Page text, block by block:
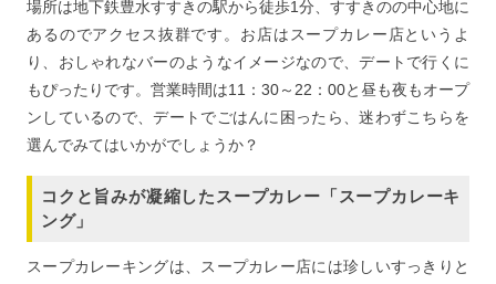
場所は地下鉄豊水すすきの駅から徒歩1分、すすきのの中心地に
あるのでアクセス抜群です。お店はスープカレー店というよ
り、おしゃれなバーのようなイメージなので、デートで行くに
もぴったりです。営業時間は11：30～22：00と昼も夜もオープ
ンしているので、デートでごはんに困ったら、迷わずこちらを
選んでみてはいかがでしょうか？
コクと旨みが凝縮したスープカレー「スープカレーキ
ング」
スープカレーキングは、スープカレー店には珍しいすっきりと